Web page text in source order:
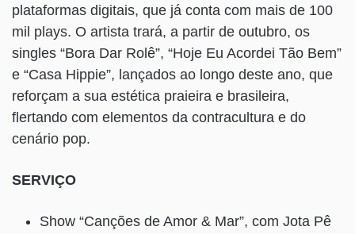
plataformas digitais, que já conta com mais de 100
mil plays. O artista trará, a partir de outubro, os
singles “Bora Dar Rolê”, “Hoje Eu Acordei Tão Bem”
e “Casa Hippie”, lançados ao longo deste ano, que
reforçam a sua estética praieira e brasileira,
flertando com elementos da contracultura e do
cenário pop.
SERVIÇO
Show “Canções de Amor & Mar”, com Jota Pê